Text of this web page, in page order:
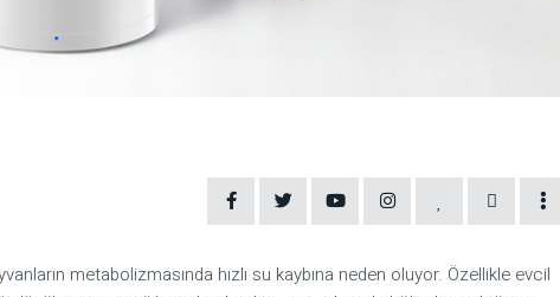
metabolizmasında hızlı su kaybına neden oluyor. Özellikle evcil